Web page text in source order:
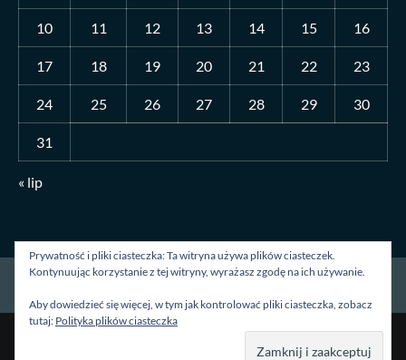
10 11 12 13 14 15 16
17 18 19 20 21 22 23
24 25 26 27 28 29 30
31
« lip
Strona główna O mnie Blog Kontakt
Prywatność i pliki ciasteczka: Ta witryna używa plików ciasteczek.
Kontynuując korzystanie z tej witryny, wyrażasz zgodę na ich używanie.
Aby dowiedzieć się więcej, w tym jak kontrolować pliki ciasteczka, zobacz
tutaj: Polityka plików ciasteczka